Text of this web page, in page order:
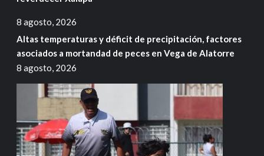
8 agosto, 2026
Altas temperaturas y déficit de precipitación, factores
asociados a mortandad de peces en Vega de Alatorre
8 agosto, 2026